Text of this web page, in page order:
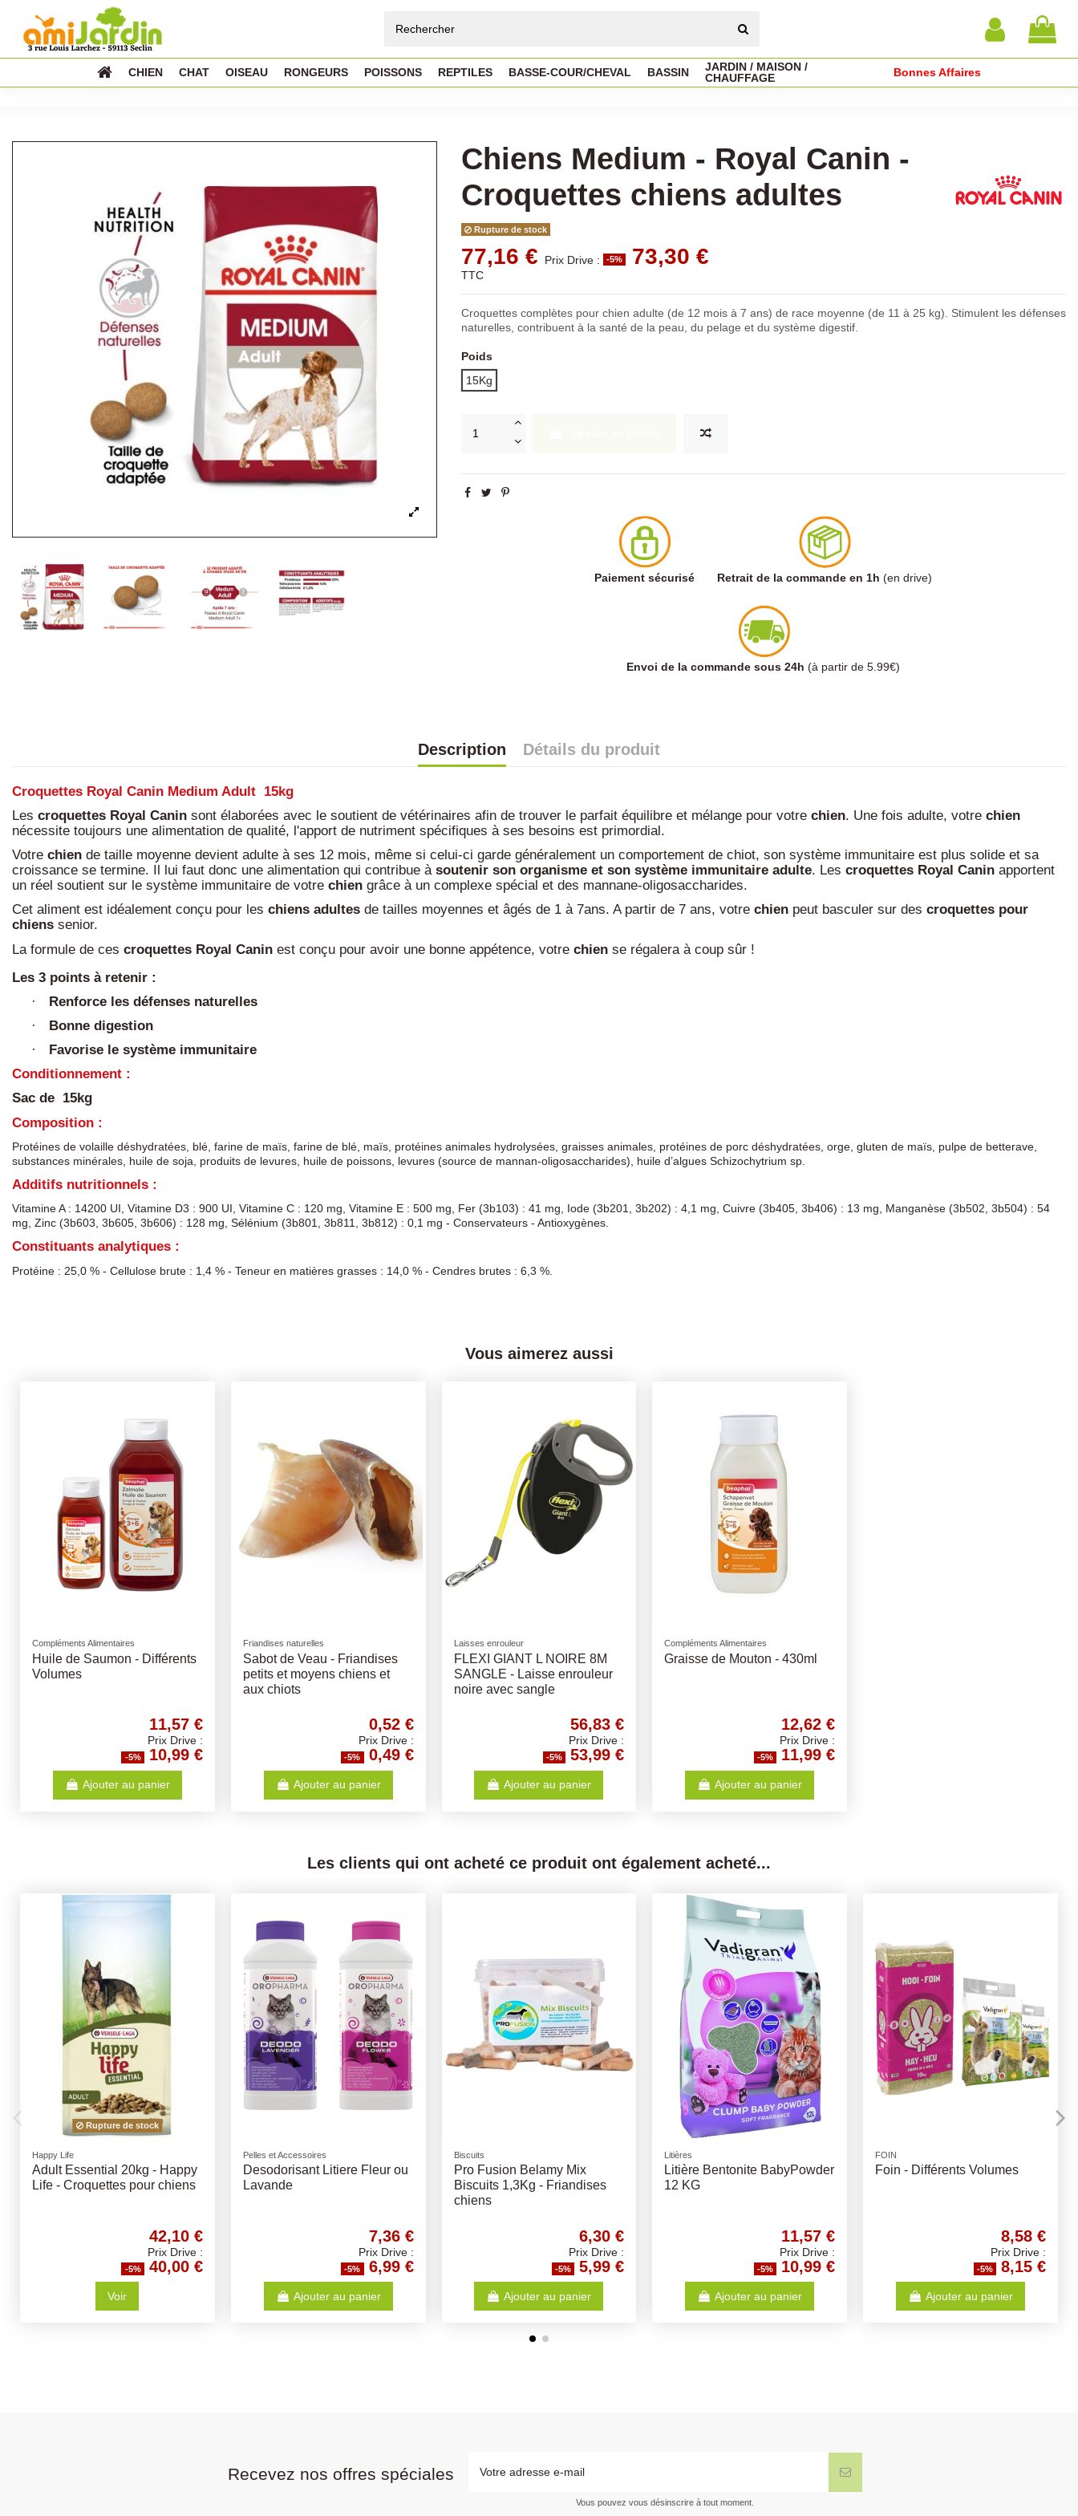
CHIEN CHAT OISEAU RONGEURS POISSONS REPTILES BASSE-COUR/CHEVAL BASSIN
JARDIN / MAISON /
CHAUFFAGE
Bonnes Affaires
Chiens Medium - Royal Canin -
Croquettes chiens adultes
Rupture de stock
77,16 € Prix Drive : -5% 73,30 €
TTC
Croquettes complètes pour chien adulte (de 12 mois à 7 ans) de race moyenne (de 11 à 25 kg). Stimulent les défenses
naturelles, contribuent à la santé de la peau, du pelage et du système digestif.
Poids
15Kg
Paiement sécurisé Retrait de la commande en 1h (en drive)
Envoi de la commande sous 24h (à partir de 5.99€)
Description Détails du produit
Croquettes Royal Canin Medium Adult 15kg
Les croquettes Royal Canin sont élaborées avec le soutient de vétérinaires afin de trouver le parfait équilibre et mélange pour votre chien. Une fois adulte, votre chien
nécessite toujours une alimentation de qualité, l'apport de nutriment spécifiques à ses besoins est primordial.
Votre chien de taille moyenne devient adulte à ses 12 mois, même si celui-ci garde généralement un comportement de chiot, son système immunitaire est plus solide et sa
croissance se termine. Il lui faut donc une alimentation qui contribue à soutenir son organisme et son système immunitaire adulte. Les croquettes Royal Canin apportent
un réel soutient sur le système immunitaire de votre chien grâce à un complexe spécial et des mannane-oligosaccharides.
Cet aliment est idéalement conçu pour les chiens adultes de tailles moyennes et âgés de 1 à 7ans. A partir de 7 ans, votre chien peut basculer sur des croquettes pour
chiens senior.
La formule de ces croquettes Royal Canin est conçu pour avoir une bonne appétence, votre chien se régalera à coup sûr !
Les 3 points à retenir :
· Renforce les défenses naturelles
· Bonne digestion
·
Favorise le système immunitaire
Conditionnement :
Sac de 15kg
Composition :
Protéines de volaille déshydratées, blé, farine de maïs, farine de blé, maïs, protéines animales hydrolysées, graisses animales, protéines de porc déshydratées, orge, gluten de maïs, pulpe de betterave,
substances minérales, huile de soja, produits de levures, huile de poissons, levures (source de mannan-oligosaccharides), huile d’algues Schizochytrium sp.
Additifs nutritionnels :
Vitamine A : 14200 UI, Vitamine D3 : 900 UI, Vitamine C : 120 mg, Vitamine E : 500 mg, Fer (3b103) : 41 mg, Iode (3b201, 3b202) : 4,1 mg, Cuivre (3b405, 3b406) : 13 mg, Manganèse (3b502, 3b504) : 54
mg, Zinc (3b603, 3b605, 3b606) : 128 mg, Sélénium (3b801, 3b811, 3b812) : 0,1 mg - Conservateurs - Antioxygènes.
Constituants analytiques :
Protéine : 25,0 % - Cellulose brute : 1,4 % - Teneur en matières grasses : 14,0 % - Cendres brutes : 6,3 %.
Vous aimerez aussi
Compléments Alimentaires
Huile de Saumon - Différents
Volumes
11,57 €
Prix Drive :
-5% 10,99 €
Ajouter au panier
Friandises naturelles
Sabot de Veau - Friandises
petits et moyens chiens et
aux chiots
0,52 €
Prix Drive :
-5% 0,49 €
Ajouter au panier
Laisses enrouleur
FLEXI GIANT L NOIRE 8M
SANGLE - Laisse enrouleur
noire avec sangle
56,83 €
Prix Drive :
-5% 53,99 €
Ajouter au panier
Compléments Alimentaires
Graisse de Mouton - 430ml
12,62 €
Prix Drive :
-5% 11,99 €
Ajouter au panier
Les clients qui ont acheté ce produit ont également acheté...
Friandises naturelles
Bois D'olivier - Différentes
Tailles
10,52 €
Prix Drive :
-5% 9,99 €
Ajouter au panier
Boules de Graisse
Boules de Graisse 90Gr x 10
Pcs
2,10 €
Prix Drive :
-5% 2,00 €
Ajouter au panier
Croquettes OPTI LIFE chien
Medium et Maxi Adult Skin
Care 12.5Kg - Opti-Life -
Croquettes chiens adultes
52,62 €
Prix Drive :
-5% 49,99 €
Ajouter au panier
Poules
Mélange Volaille Mix
Concassé 20 kg
9,46 €
Prix Drive :
-5% 8,99 €
Ajouter au panier
Lapin
Cuni Crispy Lapin
2,09 €
Prix Drive :
-5% 1,99 €
Voir
Recevez nos offres spéciales
Vous pouvez vous désinscrire à tout moment.